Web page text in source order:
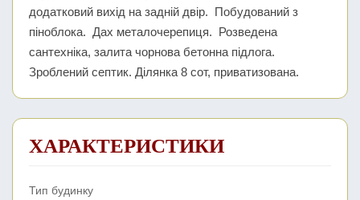
додатковий вихід на задній двір. Побудований з
піноблока. Дах металочерепиця. Розведена
сантехніка, залита чорнова бетонна підлога.
Зроблений септик. Ділянка 8 сот, приватизована.
ХАРАКТЕРИСТИКИ
Тип будинку